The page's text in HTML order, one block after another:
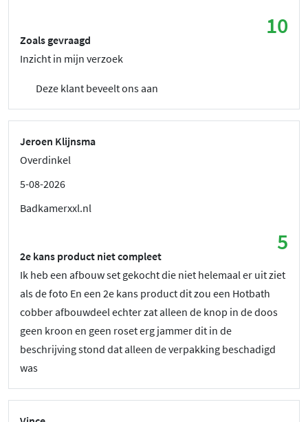
10
Zoals gevraagd
Inzicht in mijn verzoek
Deze klant beveelt ons aan
Jeroen Klijnsma
Overdinkel
5-08-2026
Badkamerxxl.nl
5
2e kans product niet compleet
Ik heb een afbouw set gekocht die niet helemaal er uit ziet
als de foto En een 2e kans product dit zou een Hotbath
cobber afbouwdeel echter zat alleen de knop in de doos
geen kroon en geen roset erg jammer dit in de
beschrijving stond dat alleen de verpakking beschadigd
was